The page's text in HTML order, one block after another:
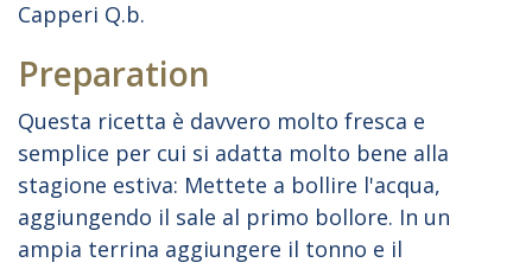
Capperi Q.b.
Preparation
Questa ricetta è davvero molto fresca e
semplice per cui si adatta molto bene alla
stagione estiva: Mettete a bollire l'acqua,
aggiungendo il sale al primo bollore. In un
ampia terrina aggiungere il tonno e il